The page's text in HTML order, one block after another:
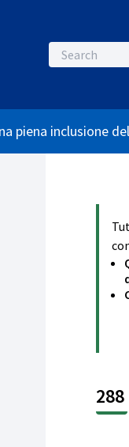
piena inclusione